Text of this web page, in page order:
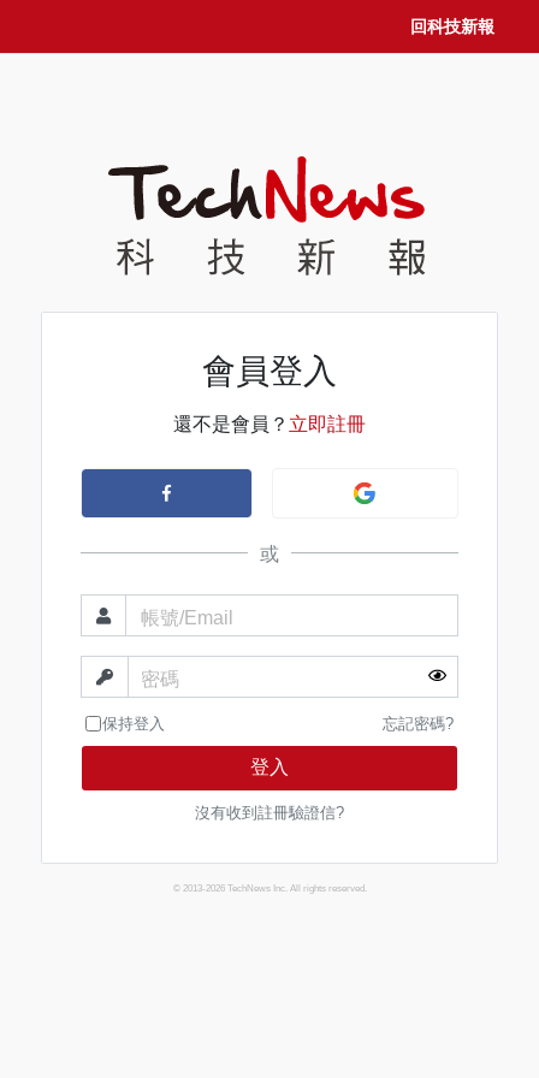
回科技新報
會員登入
還不是會員？ 立即註冊
或
帳號/Email
密碼
保持登入 忘記密碼?
登入
沒有收到註冊驗證信?
© 2013-2026 TechNews Inc. All rights reserved.